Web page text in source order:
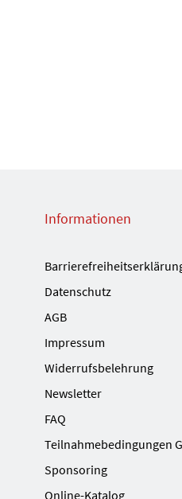
Informationen
Datenschutz
AGB
Impressum
Widerrufsbelehrung
Newsletter
FAQ
Teilnahmebedingungen
Sponsoring
Online-Katalog